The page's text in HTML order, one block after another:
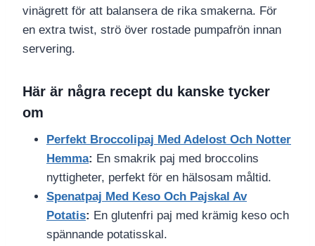
vinägrett för att balansera de rika smakerna. För
en extra twist, strö över rostade pumpafrön innan
servering.
Här är några recept du kanske tycker
om
Perfekt Broccolipaj Med Adelost Och Notter
Hemma: En smakrik paj med broccolins
nyttigheter, perfekt för en hälsosam måltid.
Spenatpaj Med Keso Och Pajskal Av
Potatis: En glutenfri paj med krämig keso och
spännande potatisskal.